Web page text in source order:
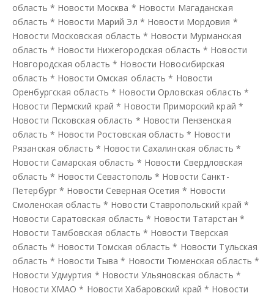
область * Новости Москва * Новости Магаданская
область * Новости Марий Эл * Новости Мордовия *
Новости Московская область * Новости Мурманская
область * Новости Нижегородская область * Новости
Новгородская область * Новости Новосибирская
область * Новости Омская область * Новости
Оренбургская область * Новости Орловская область *
Новости Пермский край * Новости Приморский край *
Новости Псковская область * Новости Пензенская
область * Новости Ростовская область * Новости
Рязанская область * Новости Сахалинская область *
Новости Самарская область * Новости Свердловская
область * Новости Севастополь * Новости Санкт-
Петербург* Новости Северная Осетия * Новости
Смоленская область * Новости Ставропольский край *
Новости Саратовская область * Новости Татарстан *
Новости Тамбовская область * Новости Тверская
область * Новости Томская область * Новости Тульская
область * Новости Тыва * Новости Тюменская область *
Новости Удмуртия * Новости Ульяновская область *
Новости ХМАО * Новости Хабаровский край * Новости